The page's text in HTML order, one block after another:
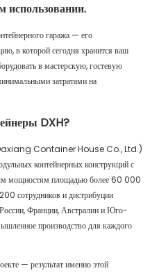
использовании.
гаража — его
в которой сегодня хранится ваш
в мастерскую, гостевую
затратами на
DXH?
Container House Co., Ltd.)
контейнерных конструкций с
мощностям площадью более 60 000
сотрудников и дистрибуции
Франции, Австралии и Юго-
производство для каждого
— результат именно этой